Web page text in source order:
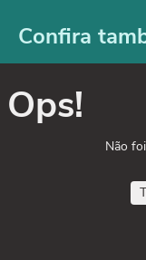
Confira
Ops!
Não